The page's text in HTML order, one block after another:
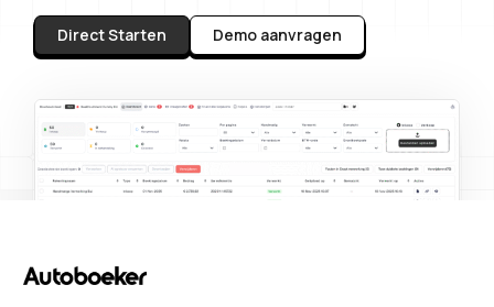
Direct Starten Demo aanvragen